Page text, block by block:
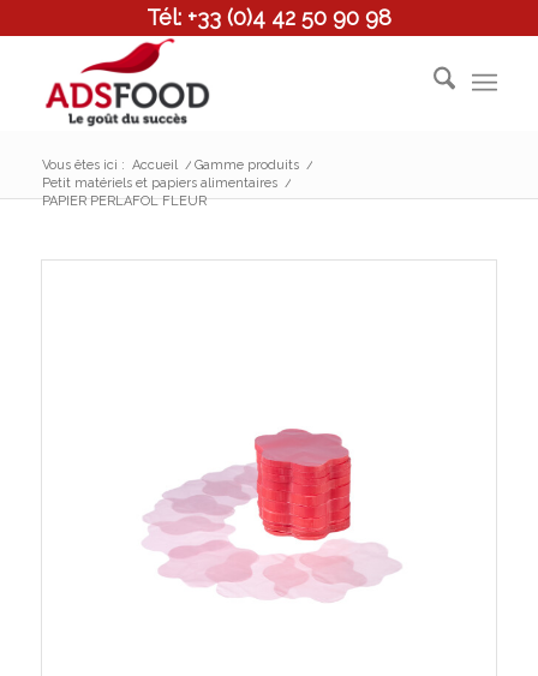
Tél: +33 (0)4 42 50 90 98
Vous êtes ici : Accueil / Gamme produits /
Petit matériels et papiers alimentaires /
PAPIER PERLAFOL FLEUR